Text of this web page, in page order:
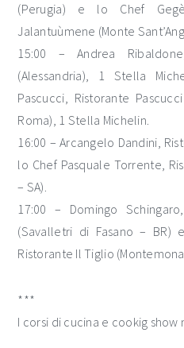
(Perugia) e lo Chef
Jalantuùmene (Monte
15:00 – Andrea
(Alessandria), 1 Stella
Pascucci, Ristorante
Roma), 1 Stella Michelin.
16:00 – Arcangelo Dandini,
lo Chef Pasquale Torrente,
– SA).
17:00 – Domingo
(Savalletri di Fasano – BR)
Ristorante Il Tiglio
***
I corsi di cucina e cookig show